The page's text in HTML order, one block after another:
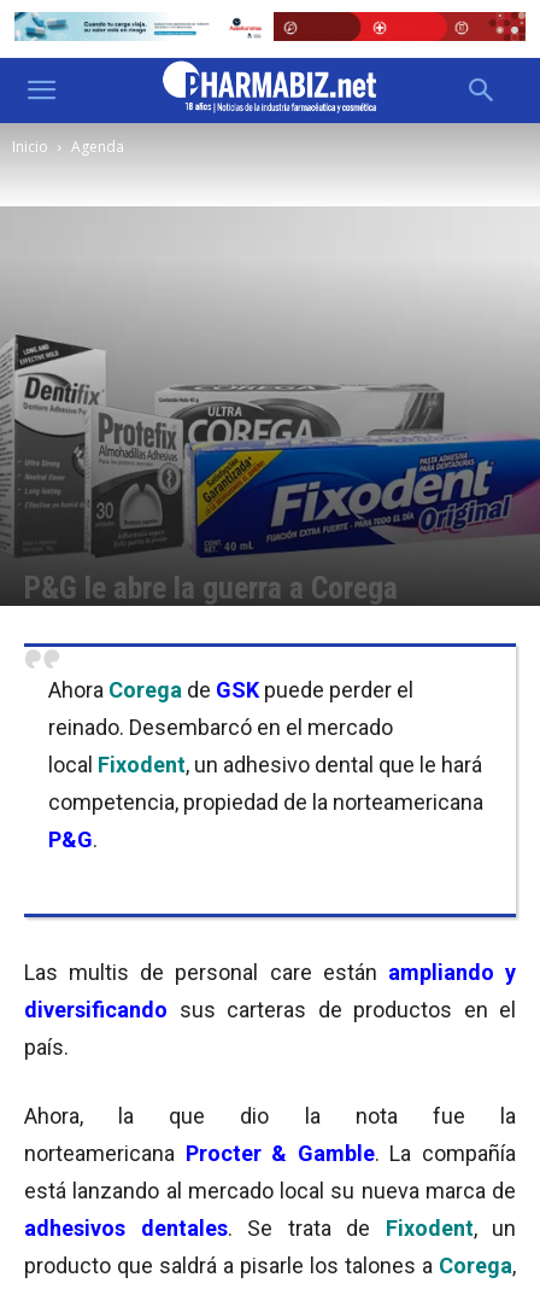
Inicio Agenda
P&G le abre la guerra a Corega
Ahora Corega de GSK puede perder el
reinado. Desembarcó en el mercado
local Fixodent, un adhesivo dental que le hará
competencia, propiedad de la norteamericana
P&G.
Las multis de personal care están ampliando y
diversificando sus carteras de productos en el
país.
Ahora, la que dio la nota fue la
norteamericana Procter & Gamble. La compañía
está lanzando al mercado local su nueva marca de
adhesivos dentales. Se trata de Fixodent, un
producto que saldrá a pisarle los talones a Corega,